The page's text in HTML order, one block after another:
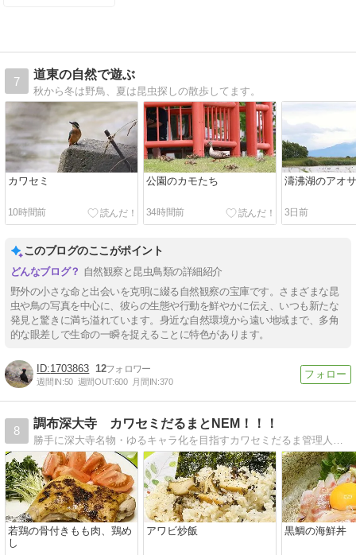
7
道東の自然で遊ぶ
秋から冬は野鳥、夏は昆虫探しの散歩してます。
カワセミ
10時間前
公園のカモたち
34時間前
濤沸湖のアオ
3日前
このブログのここがポイント
自然観察と昆虫鳥類の詳細紹介
野外の小さな命と出会いを克明に綴る自然観察の宝庫です。さまざまな昆
虫や鳥の写真を中心に、彼らの生態や行動を鮮やかに伝え、いつも新たな
発見と驚きに満ち溢れています。身近な自然環境から遠い地域まで、多角
的な眼差しで生命の一瞬を捉えることに特色があります。
1703863 12
週間IN:50 週間OUT:600 月間IN:370
8
調布深大寺 カワセミだるまとNEM！！！
勝手に深大寺名物・ゆるキャラ化を目指すカワセミだるま管理人のブログです。野川や奥多摩にいる野鳥の話題など。アラフォー。編集・取材のお仕事。外大モンゴル卒。極真…
若鶏の骨付きもも肉、鶏め
し
アワビ炒飯 黒鯛の海鮮丼